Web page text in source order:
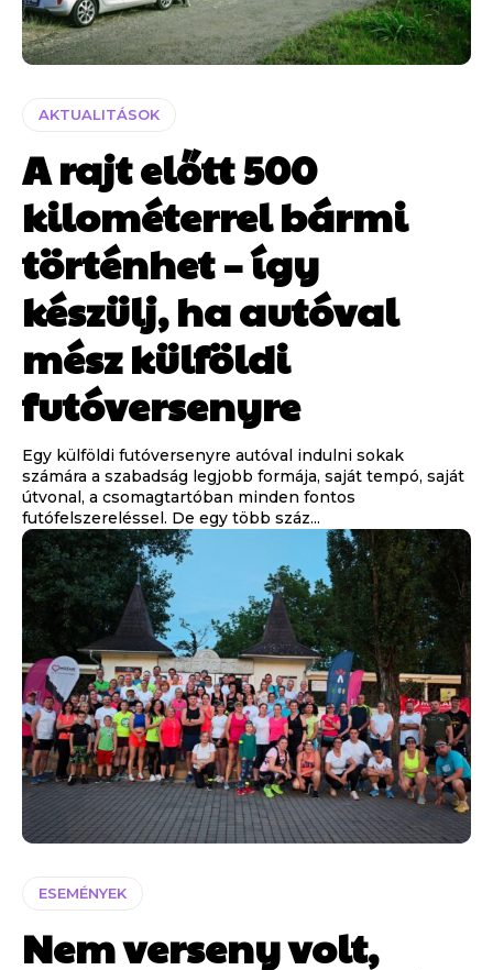
AKTUALITÁSOK
A rajt előtt 500
kilométerrel bármi
történhet – így
készülj, ha autóval
mész külföldi
futóversenyre
Egy külföldi futóversenyre autóval indulni sokak
számára a szabadság legjobb formája, saját tempó, saját
útvonal, a csomagtartóban minden fontos
futófelszereléssel. De egy több száz...
ESEMÉNYEK
Nem verseny volt,